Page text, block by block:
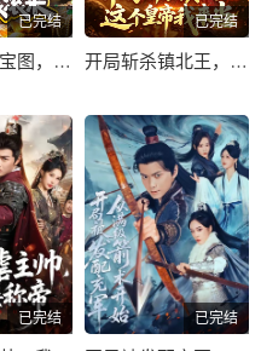
已完结
开局捡了寻宝图，财运滚滚来
已完结
开局斩杀镇北王，这个皇帝我来当
已完结 已完结